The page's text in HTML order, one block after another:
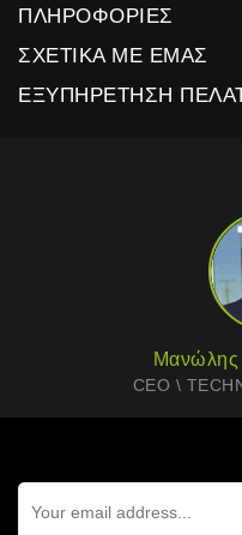
ΠΛΗΡΟΦΟΡΊΕΣ
ΣΧΕΤΙΚΆ ΜΕ ΕΜΆΣ
ΕΞΥΠΗΡΈΤΗΣΗ
Μανώλης
CEO \